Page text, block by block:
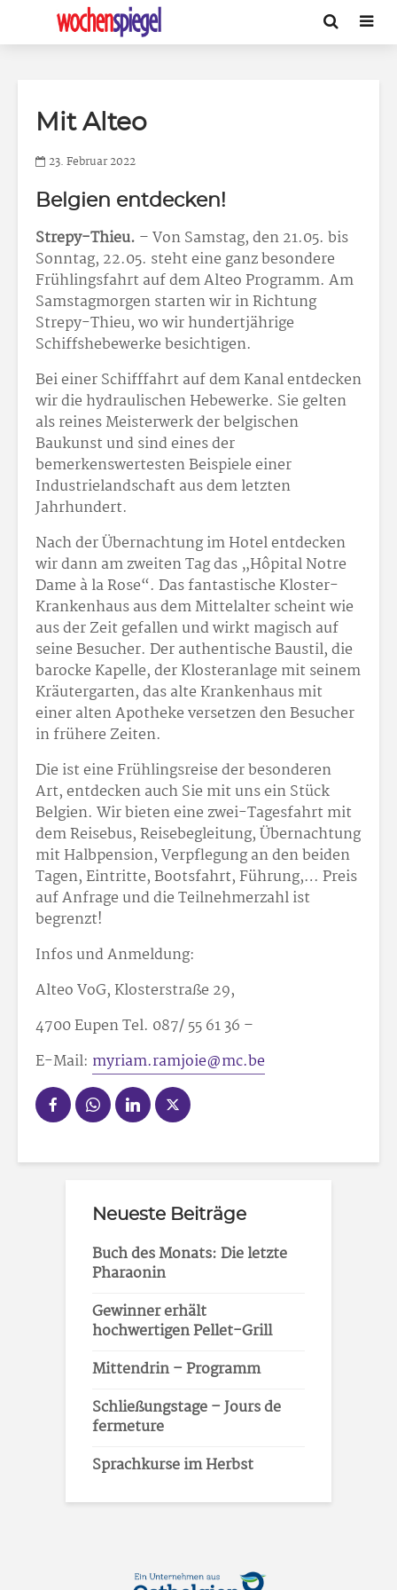
Mit Alteo
23. Februar 2022
Belgien entdecken!
Strepy-Thieu. – Von Samstag, den 21.05. bis
Sonntag, 22.05. steht eine ganz besondere
Frühlingsfahrt auf dem Alteo Programm. Am
Samstagmorgen starten wir in Richtung
Strepy-Thieu, wo wir hundertjährige
Schiffshebewerke besichtigen.
Bei einer Schifffahrt auf dem Kanal entdecken
wir die hydraulischen Hebewerke. Sie gelten
als reines Meisterwerk der belgischen
Baukunst und sind eines der
bemerkenswertesten Beispiele einer
Industrielandschaft aus dem letzten
Jahrhundert.
Nach der Übernachtung im Hotel entdecken
wir dann am zweiten Tag das „Hôpital Notre
Dame à la Rose“. Das fantastische Kloster-
Krankenhaus aus dem Mittelalter scheint wie
aus der Zeit gefallen und wirkt magisch auf
seine Besucher. Der authentische Baustil, die
barocke Kapelle, der Klosteranlage mit seinem
Kräutergarten, das alte Krankenhaus mit
einer alten Apotheke versetzen den Besucher
in frühere Zeiten.
Die ist eine Frühlingsreise der besonderen
Art, entdecken auch Sie mit uns ein Stück
Belgien. Wir bieten eine zwei-Tagesfahrt mit
dem Reisebus, Reisebegleitung, Übernachtung
mit Halbpension, Verpflegung an den beiden
Tagen, Eintritte, Bootsfahrt, Führung,… Preis
auf Anfrage und die Teilnehmerzahl ist
begrenzt!
Infos und Anmeldung:
Alteo VoG, Klosterstraße 29,
4700 Eupen Tel. 087/ 55 61 36 –
E-Mail: myriam.ramjoie@mc.be
Neueste Beiträge
Buch des Monats: Die letzte
Pharaonin
Gewinner erhält
hochwertigen Pellet-Grill
Mittendrin – Programm
Schließungstage – Jours de
fermeture
Sprachkurse im Herbst